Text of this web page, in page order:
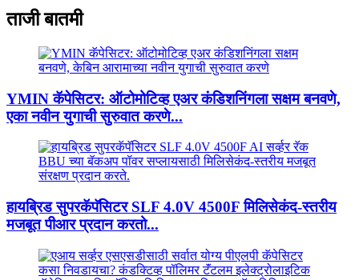
ताजी बातमी
YMIN कॅपेसिटर: ऑटोमोटिव्ह एअर कंडिशनिंगला सक्षम बनवणे,
एका नवीन युगाची सुरुवात करणे...
हायब्रिड सुपरकॅपॅसिटर SLF 4.0V 4500F मिलिसेकंद-स्तरीय
मजबूत पीआर प्रदान करतो...